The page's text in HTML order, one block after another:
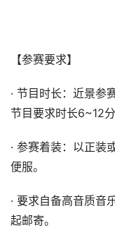
【参赛要求】
· 节目时长：近景参
节目要求时长6~12分
· 参赛着装：以正装
便服。
· 要求自备高音质音
起邮寄。